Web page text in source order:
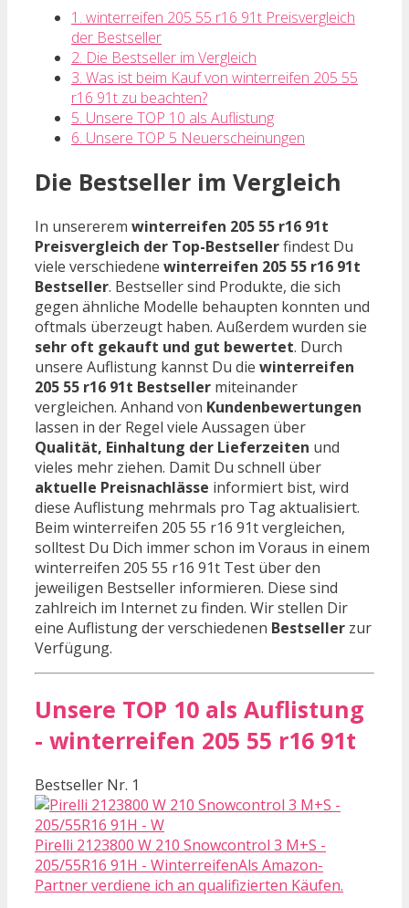
1. winterreifen 205 55 r16 91t Preisvergleich
der Bestseller
2. Die Bestseller im Vergleich
3. Was ist beim Kauf von winterreifen 205 55
r16 91t zu beachten?
5. Unsere TOP 10 als Auflistung
6. Unsere TOP 5 Neuerscheinungen
Die Bestseller im Vergleich
In unsererem winterreifen 205 55 r16 91t
Preisvergleich der Top-Bestsellerfindest Du
viele verschiedene winterreifen 205 55 r16 91t
Bestseller. Bestseller sind Produkte, die sich
gegen ähnliche Modelle behaupten konnten und
oftmals überzeugt haben. Außerdem wurden sie
sehr oft gekauft und gut bewertet. Durch
unsere Auflistung kannst Du die winterreifen
205 55 r16 91t Bestseller miteinander
vergleichen. Anhand von Kundenbewertungen
lassen in der Regel viele Aussagen über
Qualität, Einhaltung der Lieferzeiten und
vieles mehr ziehen. Damit Du schnell über
aktuelle Preisnachlässe informiert bist, wird
diese Auflistung mehrmals pro Tag aktualisiert.
Beim winterreifen 205 55 r16 91t vergleichen,
solltest Du Dich immer schon im Voraus in einem
winterreifen 205 55 r16 91t Test über den
jeweiligen Bestseller informieren. Diese sind
zahlreich im Internet zu finden. Wir stellen Dir
eine Auflistung der verschiedenen Bestseller zur
Verfügung.
Unsere TOP 10 als Auflistung
- winterreifen 205 55 r16 91t
Bestseller Nr. 1
Pirelli 2123800 W 210 Snowcontrol 3 M+S -
205/55R16 91H - WinterreifenAls Amazon-
Partner verdiene ich an qualifizierten Käufen.